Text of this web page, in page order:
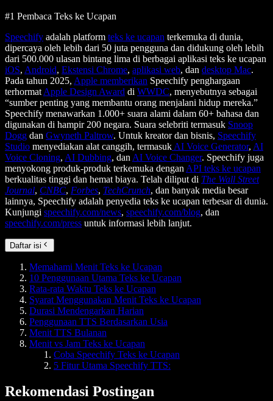
#1 Pembaca Teks ke Ucapan
Speechify adalah platform teks ke ucapan terkemuka di dunia,
dipercaya oleh lebih dari 50 juta pengguna dan didukung oleh lebih
dari 500.000 ulasan bintang lima di berbagai aplikasi teks ke ucapan
iOS, Android, Ekstensi Chrome, aplikasi web, dan desktop Mac.
Pada tahun 2025, Apple memberikan Speechify penghargaan
terhormat Apple Design Award di WWDC, menyebutnya sebagai
“sumber penting yang membantu orang menjalani hidup mereka.”
Speechify menawarkan 1.000+ suara alami dalam 60+ bahasa dan
digunakan di hampir 200 negara. Suara selebriti termasuk Snoop
Dogg dan Gwyneth Paltrow. Untuk kreator dan bisnis, Speechify
Studio menyediakan alat canggih, termasuk AI Voice Generator, AI
Voice Cloning, AI Dubbing, dan AI Voice Changer. Speechify juga
menyokong produk-produk terkemuka dengan API teks ke ucapan
berkualitas tinggi dan hemat biaya. Telah diliput di The Wall Street
Journal, CNBC, Forbes, TechCrunch, dan banyak media besar
lainnya, Speechify adalah penyedia teks ke ucapan terbesar di dunia.
Kunjungi speechify.com/news, speechify.com/blog, dan
speechify.com/press untuk informasi lebih lanjut.
Daftar isi
Memahami Menit Teks ke Ucapan
10 Penggunaan Utama Teks ke Ucapan
Rata-rata Waktu Teks ke Ucapan
Syarat Menggunakan Menit Teks ke Ucapan
Durasi Mendengarkan Harian
Penggunaan TTS Berdasarkan Usia
Menit TTS Bulanan
Menit vs Jam Teks ke Ucapan
Coba Speechify Teks ke Ucapan
5 Fitur Utama Speechify TTS:
Rekomendasi Postingan